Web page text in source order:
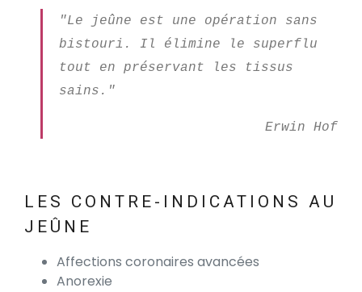
"Le jeûne est une opération sans
bistouri. Il élimine le superflu
tout en préservant les tissus
sains."
Erwin Hof
LES CONTRE-INDICATIONS AU
JEÛNE
Affections coronaires avancées
Anorexie